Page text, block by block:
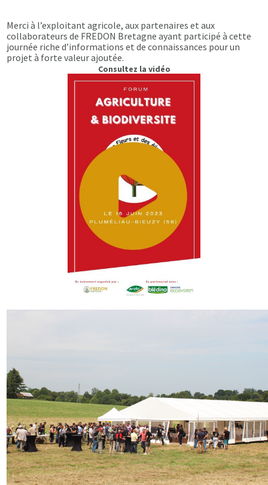
Merci à l’exploitant agricole, aux partenaires et aux
collaborateurs de FREDON Bretagne ayant participé à cette
journée riche d’informations et de connaissances pour un
projet à forte valeur ajoutée.
Consultez la vidéo